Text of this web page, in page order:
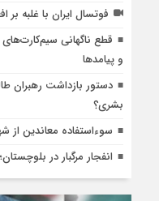
فوتسال ایران با غلبه بر
قطع ناگهانی
و پیامدها
دستور بازداشت رهبران
بشری؟
سوءاستفاده معاندین از
انفجار مرگبار در بلوچستان؛ سه